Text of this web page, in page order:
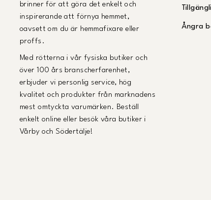
brinner för att göra det enkelt och
inspirerande att förnya hemmet,
oavsett om du är hemmafixare eller
proffs.
Med rötterna i vår fysiska butiker och
över 100 års branscherfarenhet,
erbjuder vi personlig service, hög
kvalitet och produkter från marknadens
mest omtyckta varumärken. Beställ
enkelt online eller besök våra butiker i
Vårby och Södertälje!
Ångra